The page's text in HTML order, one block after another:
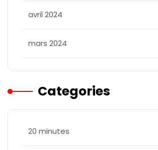
avril 2024
mars 2024
Categories
20 minutes